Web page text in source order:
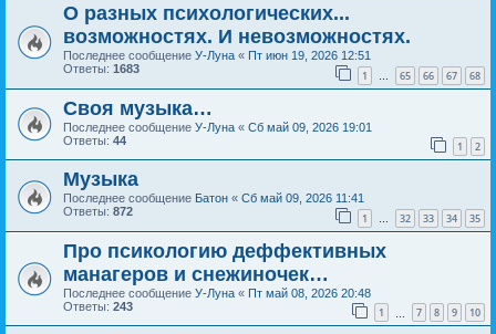
О разных психологических...
возможностях. И невозможностях.
Последнее сообщение У-Луна « Пт июн 19, 2026 12:51
Ответы: 1683 1 … 65 66 67 68
Своя музыка…
Последнее сообщение У-Луна « Сб май 09, 2026 19:01
Ответы: 44 1 2
Музыка
Последнее сообщение Батон « Сб май 09, 2026 11:41
Ответы: 872 1 … 32 33 34 35
Про псикологию деффективных
манагеров и снежиночек…
Последнее сообщение У-Луна « Пт май 08, 2026 20:48
Ответы: 243 1 7 8 9 10